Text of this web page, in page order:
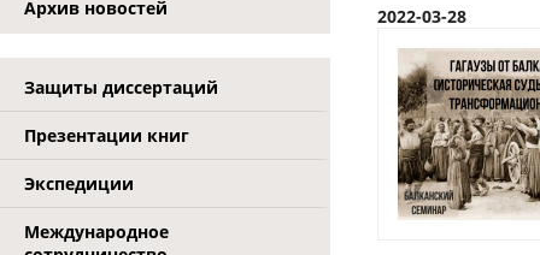
Архив новостей
Защиты диссертаций
Презентации книг
Экспедиции
Международное
2022-03-28